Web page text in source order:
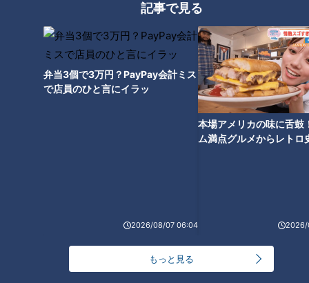
記事で見る
弁当3個で3万円？PayPay会計ミス
で店員のひと言にイラッ
2026/08/07 06:04
本場アメリカの味に舌鼓
ム満点グルメからレトロ
2026/
もっと見る
中日ドラゴンズのオープン戦とシーズン成績一覧(C)CBCテレビ
一方の打撃陣。オープン戦のチーム打率は12球団最下位の2割